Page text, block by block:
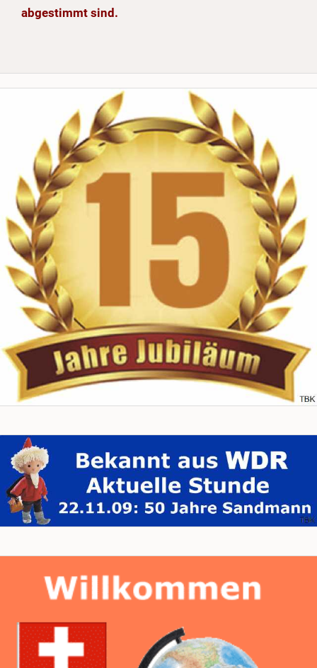
abgestimmt sind.